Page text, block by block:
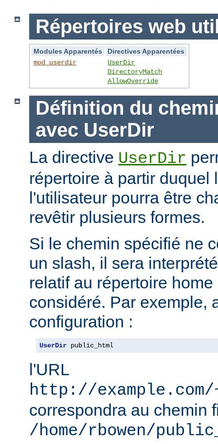
Répertoires web
Modules Apparentés
Directives Apparentées
mod_userdir
UserDir
DirectoryMatch
AllowOverride
Définition du
avec UserDir
La directive UserDir
répertoire à partir duquel
l'utilisateur pourra être
revêtir plusieurs formes.
Si le chemin spécifié ne
un slash, il sera
relatif au répertoire
considéré. Par exemple,
configuration :
UserDir public_html
l'URL
http://
correspondra au chemin
/home/rbowen/